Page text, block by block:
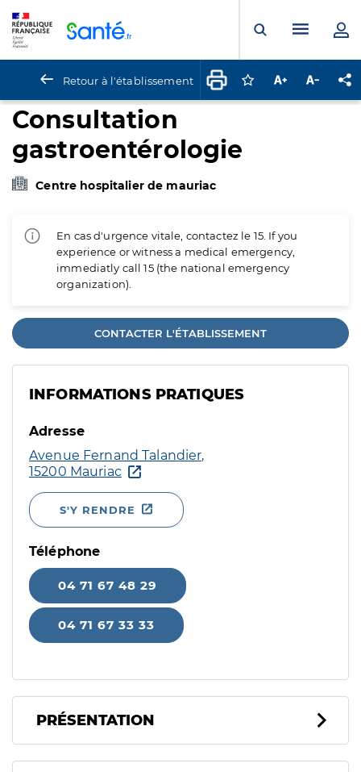
Ouvrir laMenu
Retour à l'établissement Connectez-vous
Augmenter la
Consultation
gastroentérologie
Centre hospitalier de mauriac
En cas d'urgence vitale, contactez le 15. If you
experience or witness a medical emergency,
immediatly call 15 (the national emergency
organization).
CONTACTER L'ÉTABLISSEMENT
INFORMATIONS PRATIQUES
Adresse
Avenue Fernand Talandier,
15200 Mauriac
S'Y RENDRE
Téléphone
04 71 67 48 29
04 71 67 33 33
PRÉSENTATION